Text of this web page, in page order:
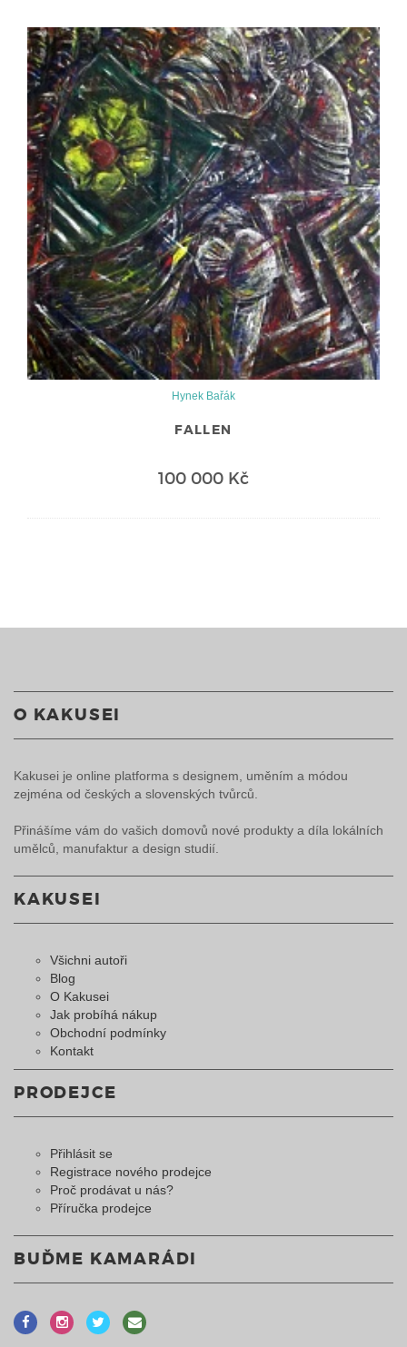
Hynek Bařák
FALLEN
100 000 Kč
O KAKUSEI
Kakusei je online platforma s designem, uměním a módou
zejména od českých a slovenských tvůrců.
Přinášíme vám do vašich domovů nové produkty a díla lokálních
umělců, manufaktur a design studií.
KAKUSEI
Všichni autoři
Blog
O Kakusei
Jak probíhá nákup
Obchodní podmínky
Kontakt
PRODEJCE
Přihlásit se
Registrace nového prodejce
Proč prodávat u nás?
Příručka prodejce
BUĎME KAMARÁDI